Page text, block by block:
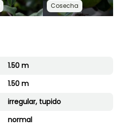
Cosecha
1.50 m
1.50 m
irregular, tupido
normal